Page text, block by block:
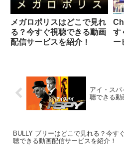
メガロポリスはどこで見れ
る？今すぐ視聴できる動画
配信サービスを紹介！
す
ー
アイ・スパ
聴できる動
BULLY ブリーはどこで見れる？今す
聴できる動画配信サービスを紹介！